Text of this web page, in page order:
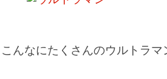
んなにたくさんのウルトラ